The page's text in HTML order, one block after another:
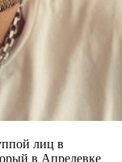
лиц в
в Апрелевке